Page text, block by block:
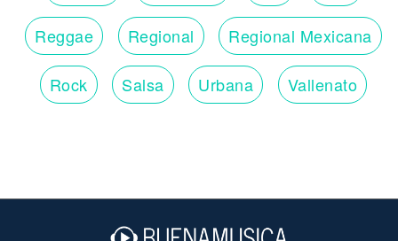
Reggae Regional Regional Mexicana
Rock Salsa Urbana Vallenato